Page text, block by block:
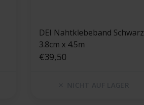
DEI Nahtklebeband Schwarz
3.8cm x 4.5m
€39,50